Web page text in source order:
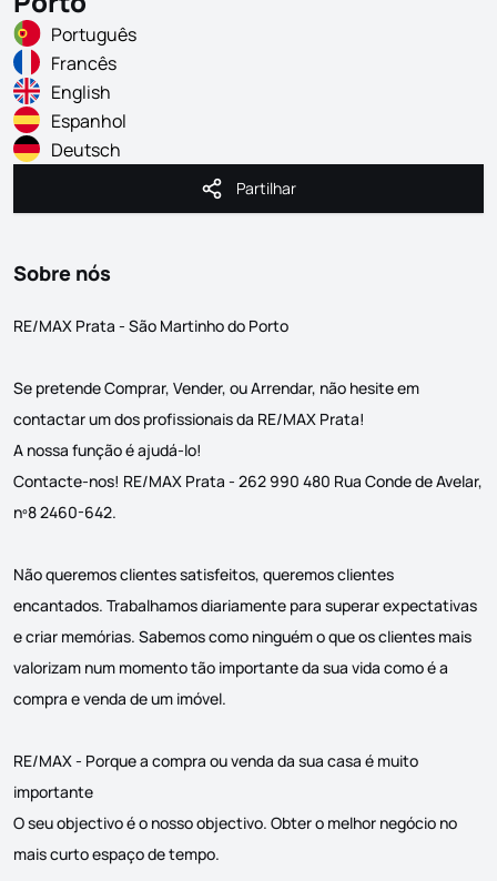
Português
Francês
English
Espanhol
Deutsch
Partilhar
Partilhar
Sobre nós
RE/MAX Prata - São Martinho do Porto
Se pretende Comprar, Vender, ou Arrendar, não hesite em
contactar um dos profissionais da RE/MAX Prata!
A nossa função é ajudá-lo!
Contacte-nos! RE/MAX Prata - 262 990 480 Rua Conde de Avelar,
nº8 2460-642.
Não queremos clientes satisfeitos, queremos clientes
encantados. Trabalhamos diariamente para superar expectativas
e criar memórias. Sabemos como ninguém o que os clientes mais
valorizam num momento tão importante da sua vida como é a
compra e venda de um imóvel.
RE/MAX - Porque a compra ou venda da sua casa é muito
importante
O seu objectivo é o nosso objectivo. Obter o melhor negócio no
mais curto espaço de tempo.